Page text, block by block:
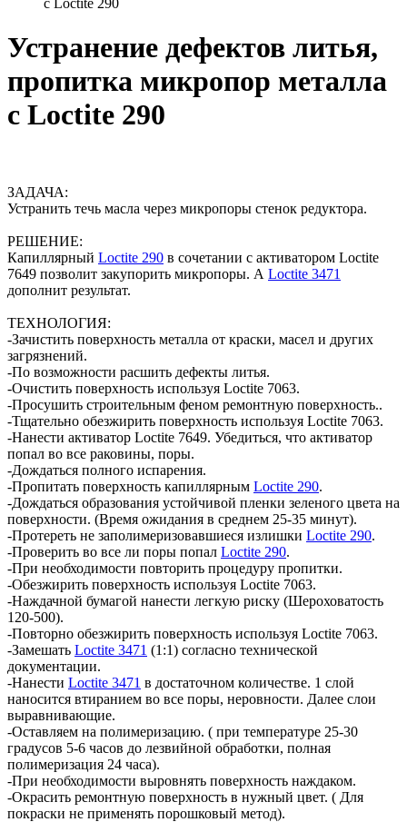
с Loctite 290
Устранение дефектов литья,
пропитка микропор металла
с Loctite 290
ЗАДАЧА:
Устранить течь масла через микропоры стенок редуктора.
РЕШЕНИЕ:
Капиллярный Loctite 290 в сочетании с активатором Loctite
7649 позволит закупорить микропоры. А Loctite 3471
дополнит результат.
ТЕХНОЛОГИЯ:
-Зачистить поверхность металла от краски, масел и других
загрязнений.
-По возможности расшить дефекты литья.
-Очистить поверхность используя Loctite 7063.
-Просушить строительным феном ремонтную поверхность..
-Тщательно обезжирить поверхность используя Loctite 7063.
-Нанести активатор Loctite 7649. Убедиться, что активатор
попал во все раковины, поры.
-Дождаться полного испарения.
-Пропитать поверхность капиллярным Loctite 290.
-Дождаться образования устойчивой пленки зеленого цвета на
поверхности. (Время ожидания в среднем 25-35 минут).
-Протереть не заполимеризовавшиеся излишки Loctite 290.
-Проверить во все ли поры попал Loctite 290.
-При необходимости повторить процедуру пропитки.
-Обезжирить поверхность используя Loctite 7063.
-Наждачной бумагой нанести легкую риску (Шероховатость
120-500).
-Повторно обезжирить поверхность используя Loctite 7063.
-Замешать Loctite 3471 (1:1) согласно технической
документации.
-Нанести Loctite 3471 в достаточном количестве. 1 слой
наносится втиранием во все поры, неровности. Далее слои
выравнивающие.
-Оставляем на полимеризацию. ( при температуре 25-30
градусов 5-6 часов до лезвийной обработки, полная
полимеризация 24 часа).
-При необходимости выровнять поверхность наждаком.
-Окрасить ремонтную поверхность в нужный цвет. ( Для
покраски не применять порошковый метод).